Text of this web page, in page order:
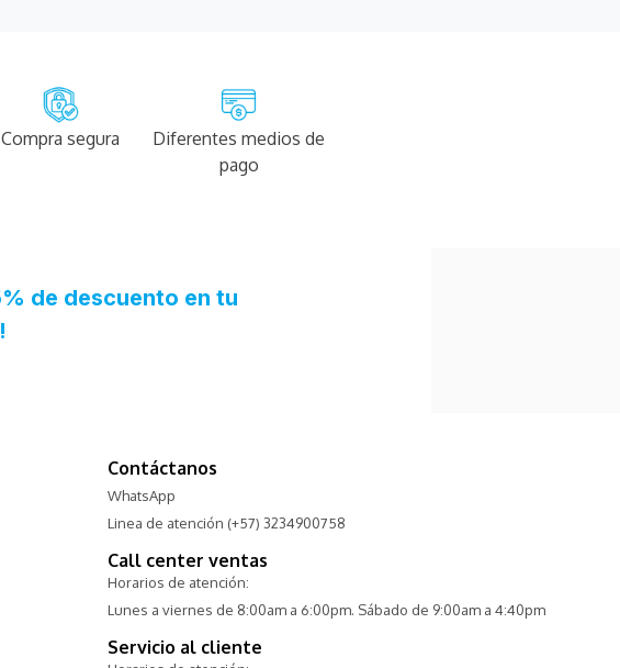
Compra segura
Diferentes medios de
pago
Contáctanos
WhatsApp
Linea de atención (+57) 3234900758
Call center ventas
Horarios de atención:
Lunes a viernes de 8:00am a 6:00pm. Sábado de 9:00am a 4:40pm
Servicio al cliente